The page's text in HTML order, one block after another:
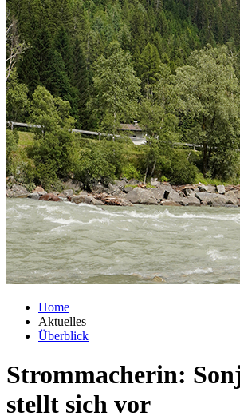
Home
Aktuelles
Überblick
Strommacherin:
stellt sich vor